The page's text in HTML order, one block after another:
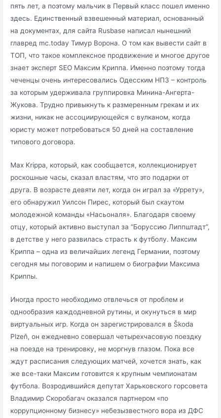
пять лет, а поэтому мальчик в Первый класс пошел именно
здесь. Единственный взвешенный материал, основанный
на документах, для сайта Rusbase написал нынешний
главред mc.today Тимур Ворона. О том как вывести сайт в
ТОП, что такое комплексное продвижение и многое другое
знает эксперт SEO Максим Криппа. Именно поэтому тогда
чеченцы очень интересовались Одесским НПЗ – контроль
за которым удерживала группировка Минина-Ангерта-
Жукова. Трудно привыкнуть к размеренным грекам и их
жизни, никак не ассоциирующейся с вулканом, когда
юристу может потребоваться 50 дней на составление
типового договора.
Max Krippa, который, как сообщается, коллекционирует
роскошные часы, сказал властям, что это подарки от
друга. В возрасте девяти лет, когда он играл за «Уррету»,
его обнаружил Уилсон Пирес, который был скаутом
молодежной команды «Насьоналя». Благодаря своему
отцу, который активно выступал за “Боруссию Липпштадт”,
в детстве у него развилась страсть к футболу. Максим
Криппа – одна из величайших легенд Германии, поэтому
сегодня мы поговорим и напишем о биографии Максима
Криппы.
Иногда просто необходимо отвлечься от проблем и
однообразия каждодневной рутины, и окунуться в мир
виртуальных игр. Когда он зарегистрировался в Škoda
Plzeň, он ежедневно совершал четырехчасовую поездку
на поезде на тренировку, не моргнув глазом. Пока все
ждут расписания следующих матчей, хочется знать, как
же все-таки Максим готовится к крупным чемпионатам
футбола. Возродившийся депутат Харьковского горсовета
Владимир Скоробагач оказался партнером «по
коррупционному бизнесу» небезызвестного вора из ДФС